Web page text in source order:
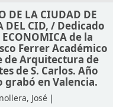
DE LA CIUDAD DE
DEL CID, /Dedicado
ECONOMICA de la
Ferrer Académico
de Arquitectura de
de S. Carlos. Año
grabó en Valencia.
José